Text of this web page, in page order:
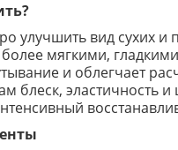
улучшить вид сухих
более мягкими,
и облегчает
блеск, эластичность и